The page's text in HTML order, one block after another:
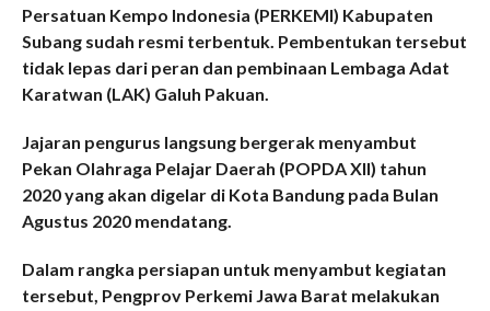
Persatuan Kempo Indonesia (PERKEMI) Kabupaten
Subang sudah resmi terbentuk. Pembentukan tersebut
tidak lepas dari peran dan pembinaan Lembaga Adat
Karatwan (LAK) Galuh Pakuan.
Jajaran pengurus langsung bergerak menyambut
Pekan Olahraga Pelajar Daerah (POPDA XII) tahun
2020 yang akan digelar di Kota Bandung pada Bulan
Agustus 2020 mendatang.
Dalam rangka persiapan untuk menyambut kegiatan
tersebut, Pengprov Perkemi Jawa Barat melakukan